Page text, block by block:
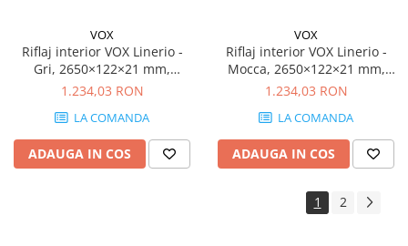
VOX
Riflaj interior VOX Linerio -
Gri, 2650×122×21 mm,
Polistiren Extrudat XPS, 3.88
1.234,03 RON
LA COMANDA
ADAUGA IN COS
VOX
Riflaj interior VOX Linerio -
Mocca, 2650×122×21 mm,
Polistiren Extrudat XPS, 3.88
1.234,03 RON
LA COMANDA
ADAUGA IN COS
1 2